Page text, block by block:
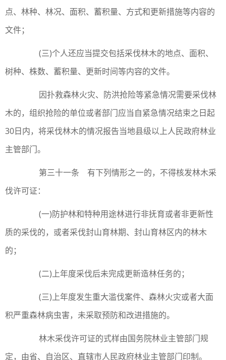
点、林种、林况、面积、蓄积量、方式和更新措施等内容的
文件；
(三)个人还应当提交包括采伐林木的地点、面积、
树种、株数、蓄积量、更新时间等内容的文件。
因扑救森林火灾、防洪抢险等紧急情况需要采伐林
木的，组织抢险的单位或者部门应当自紧急情况结束之日起
30日内，将采伐林木的情况报告当地县级以上人民政府林业
主管部门。
第三十一条 有下列情形之一的，不得核发林木采
伐许可证：
(一)防护林和特种用途林进行非抚育或者非更新性
质的采伐的，或者采伐封山育林期、封山育林区内的林木
的；
(二)上年度采伐后未完成更新造林任务的；
(三)上年度发生重大滥伐案件、森林火灾或者大面
积严重森林病虫害，未采取预防和改进措施的。
林木采伐许可证的式样由国务院林业主管部门规
定，由省、自治区、直辖市人民政府林业主管部门印制。